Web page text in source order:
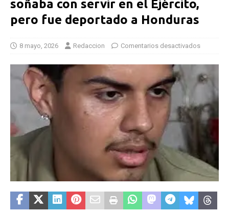
soñaba con servir en el Ejército,
pero fue deportado a Honduras
8 mayo, 2026 Redaccion Comentarios desactivados